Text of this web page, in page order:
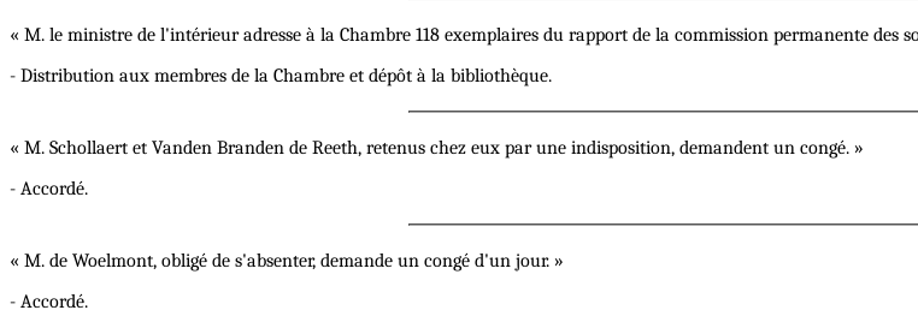
« M. le ministre de l'intérieur adresse à la Chambre 118 exemplaires du rapport de la commission permanente des
- Distribution aux membres de la Chambre et dépôt à la bibliothèque.
« M. Schollaert et Vanden Branden de Reeth, retenus chez eux par une indisposition, demandent un congé. »
- Accordé.
« M. de Woelmont, obligé de s'absenter, demande un congé d'un jour. »
- Accordé.